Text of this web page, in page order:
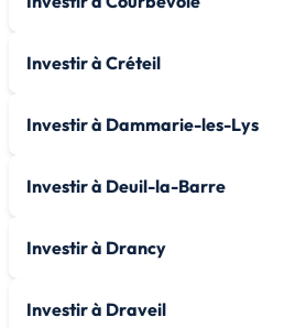
Investir à Créteil
Investir à Dammarie-les-Lys
Investir à Deuil-la-Barre
Investir à Drancy
Investir à Draveil